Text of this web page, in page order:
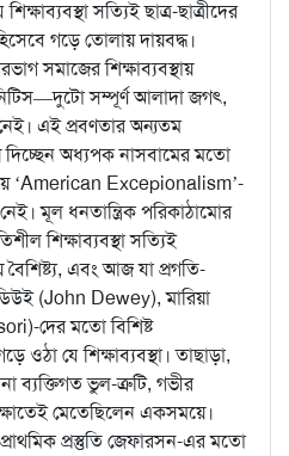
সত্যিই ছাত্র-ছাত্রীদের
গড়ে তোলায় দায়বদ্ধ।
সমাজের শিক্ষাব্যবস্থায়
সম্পূর্ণ আলাদা জগৎ,
এই প্রবণতার অন্যতম
দিচ্ছেন অধ্যপক নাসবামের মতো
‘American Excepionalism’-
মূল ধনতান্ত্রিক পরিকাঠামোর
শিক্ষাব্যবস্থা সত্যিই
বৈশিষ্ট্য, এবং আজ যা প্রগতি-
(John Dewey), মারিয়া
দের মতো বিশিষ্ট
ওঠা যে শিক্ষাব্যবস্থা। তাছাড়া,
ব্যক্তিগত ভুল-ত্রুটি, গভীর
মেতেছিলেন একসময়ে।
প্রস্তুতি জেফারসন-এর মতো